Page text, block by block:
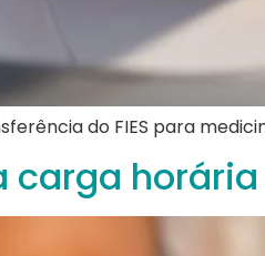
do FIES para
carga